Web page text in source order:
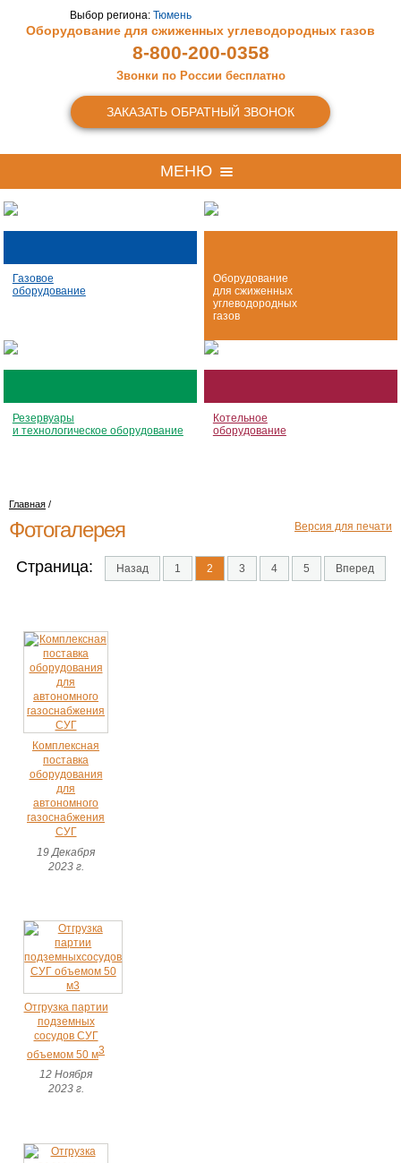
Выбор региона: Тюмень
Оборудование для сжиженных углеводородных газов
8-800-200-0358
Звонки по России бесплатно
ЗАКАЗАТЬ ОБРАТНЫЙ ЗВОНОК
МЕНЮ
Газовое
оборудование
Оборудование
для сжиженных
углеводородных
газов
Резервуары
и технологическое оборудование
Котельное
оборудование
Главная /
Версия для печати
Фотогалерея
Страница: Назад 1 2 3 4 5 Вперед
Комплексная
поставка
оборудования
для
автономного
газоснабжения
СУГ
19 Декабря
2023 г.
Отгрузка партии
подземных
сосудов СУГ
объемом 50 м3
12 Ноября
2023 г.